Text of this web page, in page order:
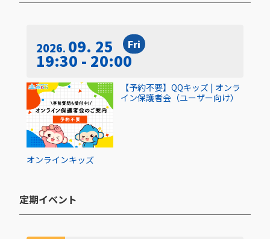
2026 09. 25 Fri
19:30 - 20:00
オンラインキッズ
【予約不要】QQキッズ | オンラ
イン保護者会（ユーザー向け）
定期イベント​